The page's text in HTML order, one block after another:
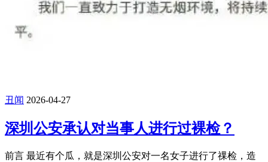
丑闻 2026-04-27
深圳公安承认对当事人进行过裸检？
前言 最近有个瓜，就是深圳公安对一名女子进行了祼检，造